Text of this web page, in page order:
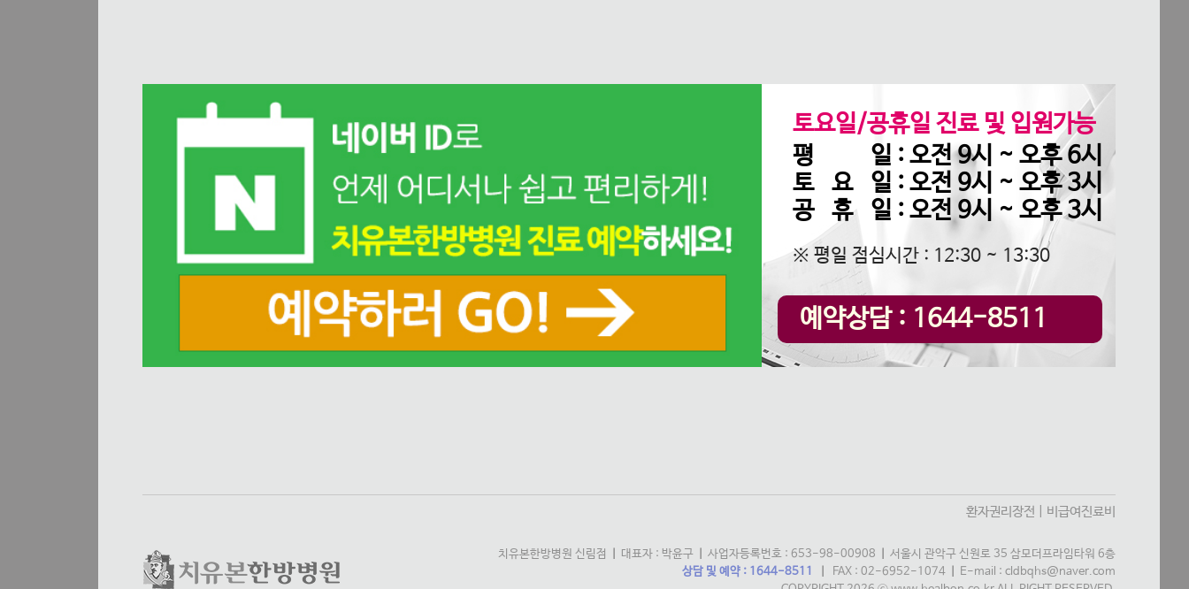
토요일/공휴일 진료 및 입원가능
평 일 : 오전 9시 ~ 오후 6시
토 요 일 : 오전 9시 ~ 오후 3시
공 휴 일 : 오전 9시 ~ 오후 3시
※ 평일 점심시간 : 12:30 ~ 13:30
예약상담 : 1644-8511
환자권리장전 비급여진료비
치유본한방병원 신림점 대표자 : 박윤구 사업자등록번호 : 653-98-00908
서울시 관악구 신원로 35 삼모더프라임타워 6층
상담 및 예약 : 1644-8511
FAX : 02-6952-1074
E-mail : cldbqhs@naver.com